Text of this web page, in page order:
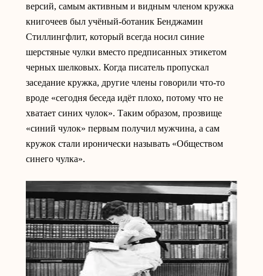
версий, самым активным и видным членом кружка
книгочеев был учёный-ботаник Бенджамин
Стиллингфлит, который всегда носил синие
шерстяные чулки вместо предписанных этикетом
черных шелковых. Когда писатель пропускал
заседание кружка, другие члены говорили что-то
вроде «сегодня беседа идёт плохо, потому что не
хватает синих чулок». Таким образом, прозвище
«синий чулок» первым получил мужчина, а сам
кружок стали иронически называть «Обществом
синего чулка».